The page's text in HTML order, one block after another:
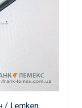
/ Lemken